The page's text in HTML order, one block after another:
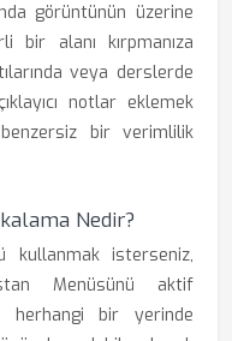
görüntünün üzerine
bir alanı kırpmanıza
veya derslerde
notlar eklemek
bir verimlilik
Nedir?
kullanmak isterseniz,
Menüsünü aktif
herhangi bir yerinde